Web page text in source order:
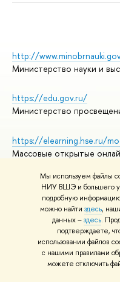
Мы используем файлы
НИУ ВШЭ и большего
подробную
можно найти здесь,
данных –здесь.
подтверждаете,
использовании файлов
с нашими правилами
можете отключить
http://
Министерство науки и
https://edu.gov.ru/
Министерство
https://elearning.hse.ru/
Массовые открытые
© НИУ ВШЭ 1993–2026
Условия использования
Политика
Правила применения
Карта сайта